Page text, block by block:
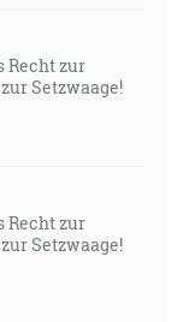
Recht zur
Setzwaage!
Recht zur
Setzwaage!